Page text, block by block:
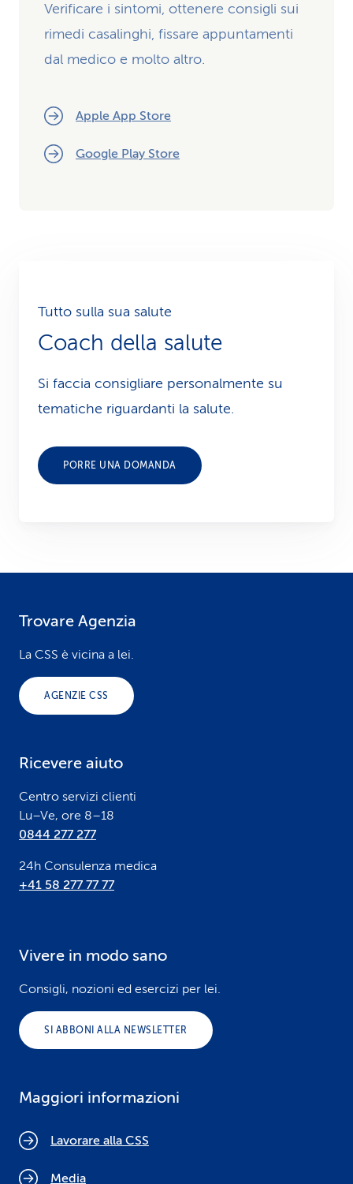
Verificare i sintomi, ottenere consigli sui
rimedi casalinghi, fissare appuntamenti
dal medico e molto altro.
Apple App Store
Google Play Store
Tutto sulla sua salute
Coach della salute
Si faccia consigliare personalmente su
tematiche riguardanti la salute.
PORRE UNA DOMANDA
Trovare Agenzia
La CSS è vicina a lei.
AGENZIE CSS
Ricevere aiuto
Centro servizi clienti
Lu–Ve, ore 8–18
0844 277 277
24h Consulenza medica
+41 58 277 77 77
Vivere in modo sano
Consigli, nozioni ed esercizi per lei.
SI ABBONI ALLA NEWSLETTER
Maggiori informazioni
Lavorare alla CSS
Media